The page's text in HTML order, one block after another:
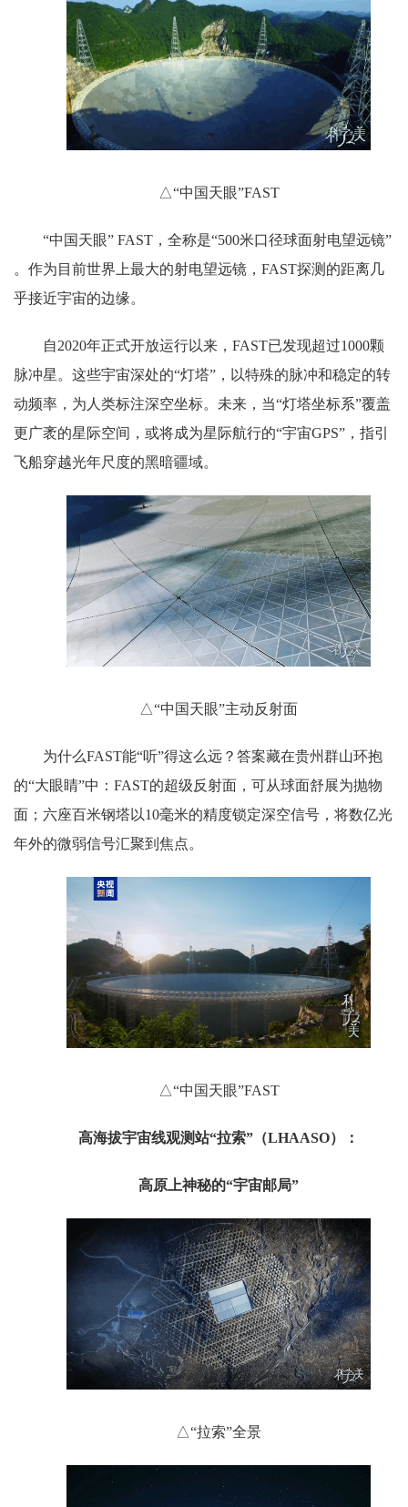
△“中国天眼”FAST
“中国天眼” FAST，全称是“500米口径球面射电望远镜”
。作为目前世界上最大的射电望远镜，FAST探测的距离几
乎接近宇宙的边缘。
自2020年正式开放运行以来，FAST已发现超过1000颗
脉冲星。这些宇宙深处的“灯塔”，以特殊的脉冲和稳定的转
动频率，为人类标注深空坐标。未来，当“灯塔坐标系”覆盖
更广袤的星际空间，或将成为星际航行的“宇宙GPS”，指引
飞船穿越光年尺度的黑暗疆域。
△“中国天眼”主动反射面
为什么FAST能“听”得这么远？答案藏在贵州群山环抱
的“大眼睛”中：FAST的超级反射面，可从球面舒展为抛物
面；六座百米钢塔以10毫米的精度锁定深空信号，将数亿光
年外的微弱信号汇聚到焦点。
△“中国天眼”FAST
高海拔宇宙线观测站“拉索”（LHAASO）：
高原上神秘的“宇宙邮局”
△“拉索”全景